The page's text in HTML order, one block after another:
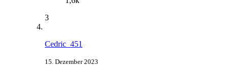
3
Cedric_451
15. Dezember 2023